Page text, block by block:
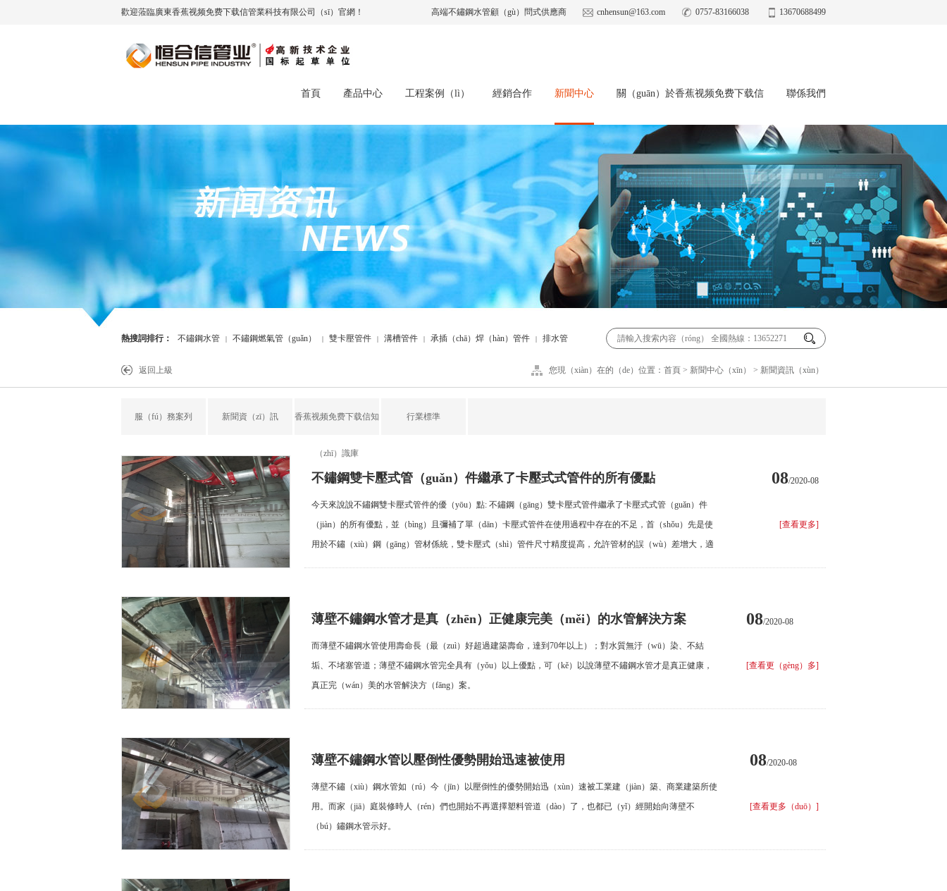
歡迎蒞臨廣東香蕉视频免费下载信管業科技有限公司（sī）官網！ 高端不鏽鋼水管顧（gù）問式供應商 cnhensun@163.com 0757-83166038 13670688499
首頁 產品中心 工程案例（lì） 經銷合作 新聞中心 關（guān）於香蕉视频免费下载信 聯係我們
熱搜詞排行： 不鏽鋼水管 | 不鏽鋼燃氣管（guǎn） | 雙卡壓管件 | 溝槽管件 | 承插（chā）焊（hàn）管件 | 排水管
返回上級
您現（xiàn）在的（de）位置： 首頁 > 新聞中心（xīn） > 新聞資訊（xùn）
服（fú）務案列 新聞資（zī）訊 香蕉视频免费下载信知
（zhī）識庫
行業標準
不鏽鋼雙卡壓式管（guǎn）件繼承了卡壓式式管件的所有優點
今天來說說不鏽鋼雙卡壓式管件的優（yōu）點: 不鏽鋼（gāng）雙卡壓式管件繼承了卡壓式式管（guǎn）件
（jiàn）的所有優點，並（bìng）且彌補了單（dān）卡壓式管件在使用過程中存在的不足，首（shǒu）先是使
用於不鏽（xiù）鋼（gāng）管材係統，雙卡壓式（shì）管件尺寸精度提高，允許管材的誤（wù）差增大，適
08/2020-08
[查看更多]
薄壁不鏽鋼水管才是真（zhēn）正健康完美（měi）的水管解決方案
而薄壁不鏽鋼水管使用壽命長（最（zuì）好超過建築壽命，達到70年以上）；對水質無汙（wū）染、不結
垢、不堵塞管道；薄壁不鏽鋼水管完全具有（yǒu）以上優點，可（kě）以說薄壁不鏽鋼水管才是真正健康，
真正完（wán）美的水管解決方（fāng）案。
08/2020-08
[查看更（gèng）多]
薄壁不鏽鋼水管以壓倒性優勢開始迅速被使用
薄壁不鏽（xiù）鋼水管如（rú）今（jīn）以壓倒性的優勢開始迅（xùn）速被工業建（jiàn）築、商業建築所使
用。而家（jiā）庭裝修時人（rén）們也開始不再選擇塑料管道（dào）了，也都已（yǐ）經開始向薄壁不
（bú）鏽鋼水管示好。
08/2020-08
[查看更多（duō）]